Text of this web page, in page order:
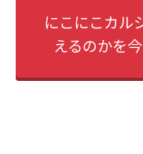
にこにこカル
えるのかを